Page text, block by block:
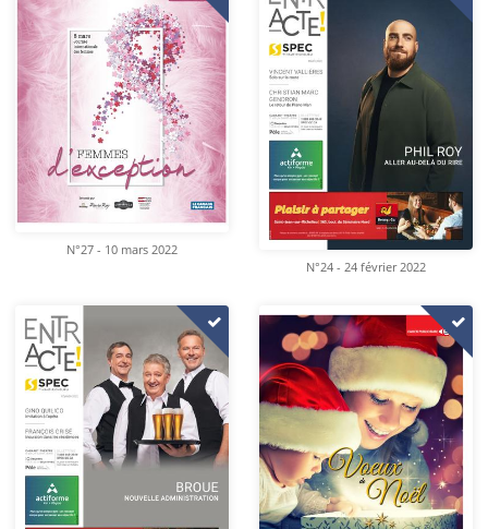
N°27 - 10 mars 2022
N°24 - 24 février 2022